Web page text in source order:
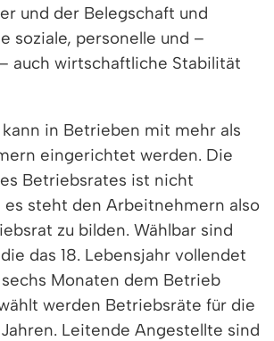
und der Belegschaft und
soziale, personelle und –
auch wirtschaftliche Stabilität
in Betrieben mit mehr als
eingerichtet werden. Die
Betriebsrates ist nicht
steht den Arbeitnehmern also
zu bilden. Wählbar sind
das 18. Lebensjahr vollendet
Monaten dem Betrieb
werden Betriebsräte für die
Leitende Angestellte sind